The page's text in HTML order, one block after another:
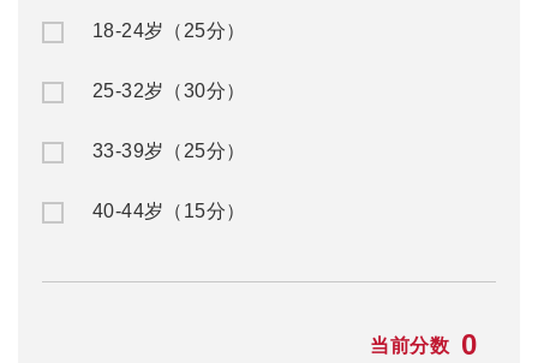
18-24岁（25分）
25-32岁（30分）
33-39岁（25分）
40-44岁（15分）
当前分数 0